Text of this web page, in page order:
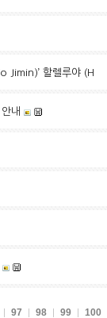
Jimin)’ 할렐루야 (H
내
97 98 99 100